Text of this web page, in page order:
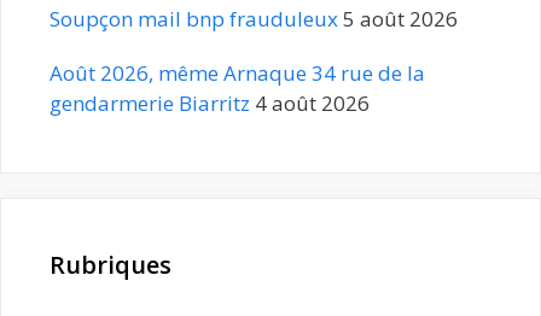
Soupçon mail bnp frauduleux5 août 2026
Août 2026, même Arnaque 34 rue de la
gendarmerie Biarritz 4 août 2026
Rubriques